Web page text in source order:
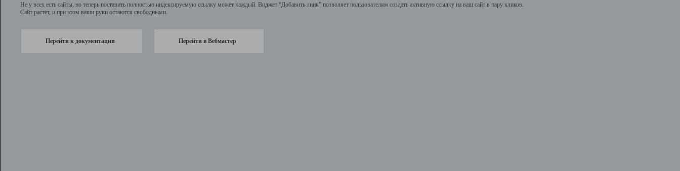
Не у всех есть сайты, но теперь поставить полностью индексируемую ссылку может каждый. Виджет “Добавить линк” позволяет пользователям создать активную ссылку на ваш сайт в пару кликов.
Сайт растет, и при этом ваши руки остаются свободными.
Перейти к документации Перейти в Вебмастер